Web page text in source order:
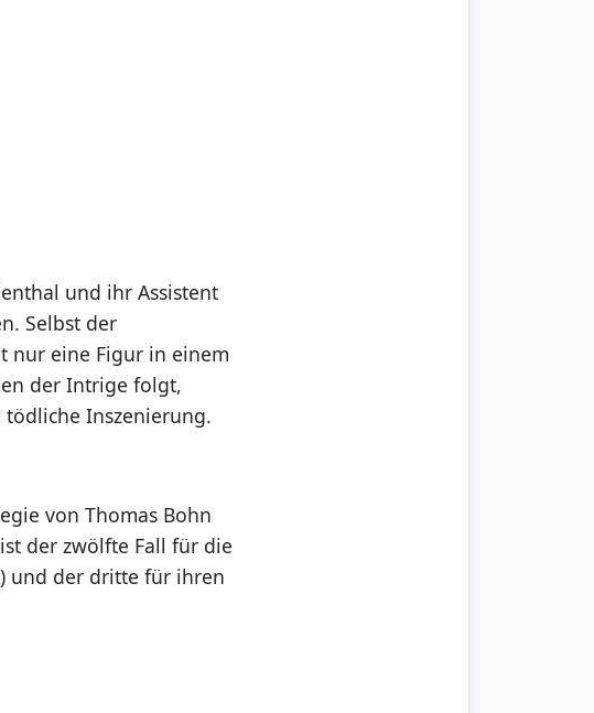
und ihr Assistent
Selbst der
nur eine Figur in einem
der Intrige folgt,
Inszenierung.
von Thomas Bohn
der zwölfte Fall für die
und der dritte für ihren